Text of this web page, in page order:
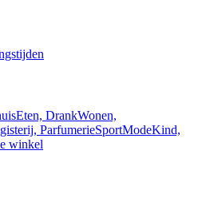
Eten, DrankWonen,
ParfumerieSportModeKind,
winkel